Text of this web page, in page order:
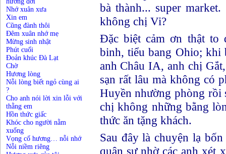
Nhớ xuân xưa
Xin em
Cũng đành thôi
Đêm xuân nhớ mẹ
Mừng sinh nhật
Phút cuối
Đoản khúc Đà Lạt
Chờ
Hương lòng
Nỗi lòng biết ngỏ cùng ai
?
Cho anh nói lời xin lỗi với
thằng em
Hồn thức giấc
Khóc cho người nằm
xuống
Vọng cố hương… nỗi nhớ
Nỗi niềm riêng
bà thành... super
không chị Vi?
Đặc biệt cảm ơn thật to
binh, tiểu bang Ohio; khi
anh Châu IA, anh chị
sạn rất lâu mà không có
Huyền nhường phòng
chị không những bằng
thức ăn tặng khách.
Sau đây là chuyện lạ
quân sự nhờ các anh xét